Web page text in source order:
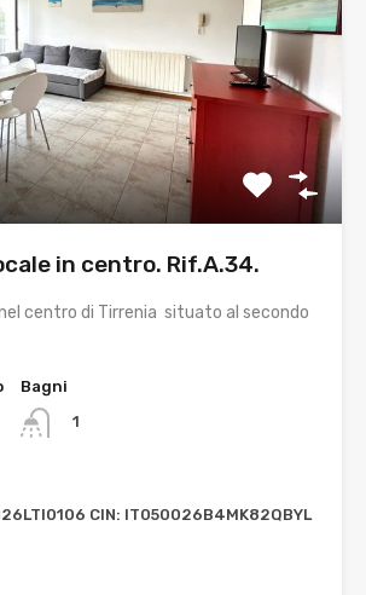
in centro. Rif.A.34.
centro di Tirrenia situato al secondo
Bagni
1
CIN: IT050026B4MK82QBYL